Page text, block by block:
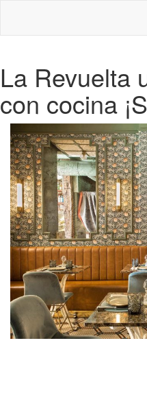
La Revuelta
con cocina